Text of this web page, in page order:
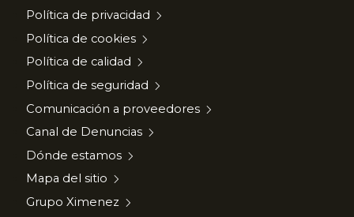
Política de privacidad
Política de cookies
Política de calidad
Política de seguridad
Comunicación a proveedores
Canal de Denuncias
Dónde estamos
Mapa del sitio
Grupo Ximenez